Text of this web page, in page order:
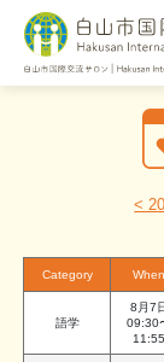
<
Category When
語学
8月7
09:30
11:55